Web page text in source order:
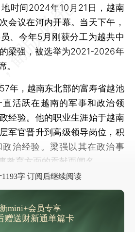
地时间2024年10月21日，越南
会议在河内开幕。当天下午，
、今年5月刚获分工为越共中
梁强，被选举为2021-2026年
。
，越南东北部的富寿省越池
活跃在越南的军事和政治领
经验。他的职业生涯始于越南
军官晋升到高级领导岗位，积
治经验。梁强以其在政治事
教育方面的贡献而闻名。
字 订阅后继续阅读
mini+会员专享
赠送财新通单篇卡